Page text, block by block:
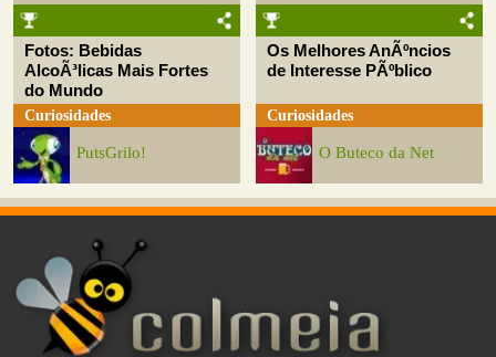
Fotos: Bebidas
AlcoÃ³licas Mais Fortes
do Mundo
Curiosidades
PutsGrilo!
Os Melhores AnÃºncios
de Interesse PÃºblico
Curiosidades
O Buteco da Net